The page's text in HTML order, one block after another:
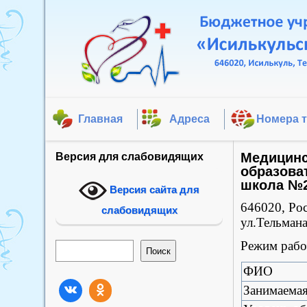
Главная Адреса Номера
Версия для слабовидящих
Версия сайта для
слабовидящих
Поиск
школа
646020,
Режим
ФИО